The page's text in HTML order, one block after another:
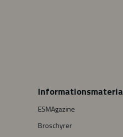
ESMAgazine
Broschyrer